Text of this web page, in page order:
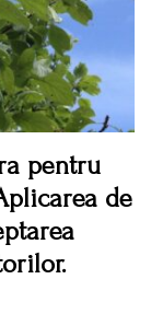
pentru
de